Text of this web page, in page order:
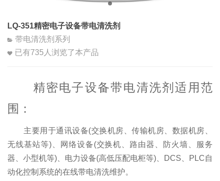
LQ-351精密电子设备带电清洗剂
带电清洗剂系列
已有735 人浏览了本产品
精密电子设备带电清洗剂适用范
围：
主要用于通讯设备(交换机房、传输机房、数据机房、
无线基站等)、网络设备(交换机、路由器、防火墙、服务
器、小型机等)、电力设备(高低压配电柜等)、DCS、PLC自
动化控制系统的在线带电清洗维护。